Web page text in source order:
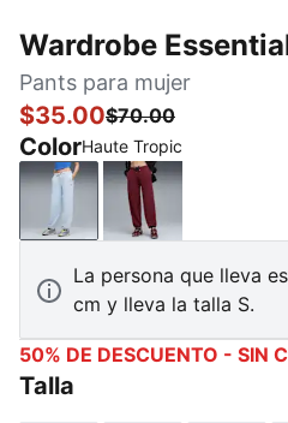
Wardrobe
Pants para mujer
$35.00$70.00
ColorHaute Tropic
Haute TropicRuby Shimmer
La persona que lleva
cm y lleva la talla S.
50% DE DESCUENTO - SIN
Talla